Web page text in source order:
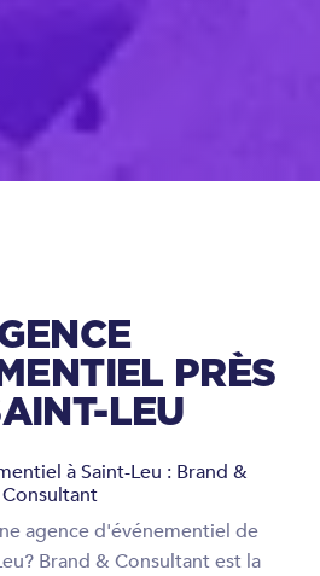
PRÈS
LEU
à Saint-Leu : Brand &
Consultant
agence d'événementiel de
Brand & Consultant est la